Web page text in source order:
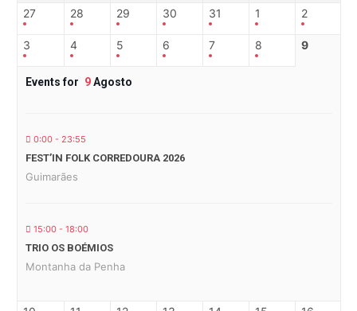
27 28 29 30 31 1 2
3 4 5 6 7 8 9
Events for 9Agosto
0:00 - 23:55
FEST’IN FOLK CORREDOURA 2026
Guimarães
15:00 - 18:00
TRIO OS BOÉMIOS
Montanha da Penha